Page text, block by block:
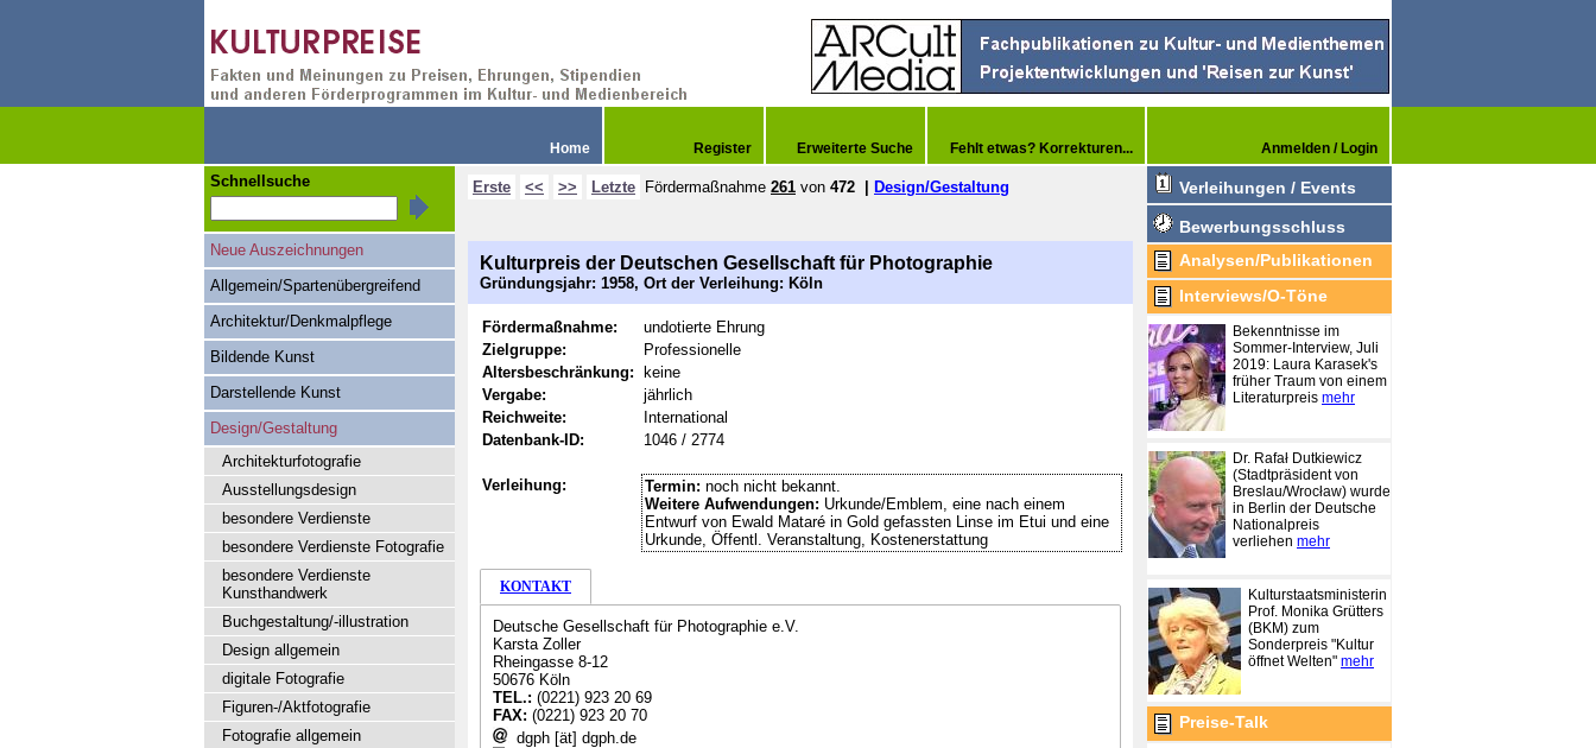
Home Register Erweiterte Suche Fehlt etwas? Korrekturen... Anmelden / Login
Erste << >> Letzte Fördermaßnahme 261 von 472 Design/Gestaltung
Kulturpreis der Deutschen Gesellschaft für Photographie
Gründungsjahr: 1958, Ort der Verleihung: Köln
Fördermaßnahme:
undotierte Ehrung
Zielgruppe:
Professionelle
Altersbeschränkung:
keine
Vergabe:
jährlich
Reichweite:
International
Datenbank-ID:
1046 / 2774
Verleihung: Termin: noch nicht bekannt.
Weitere Aufwendungen: Urkunde/Emblem, eine nach einem
Entwurf von Ewald Mataré in Gold gefassten Linse im Etui und eine
Urkunde, Öffentl. Veranstaltung, Kostenerstattung
KONTAKT
Deutsche Gesellschaft für Photographie e.V.
Karsta Zoller
Rheingasse 8-12
50676 Köln
TEL.: (0221) 923 20 69
FAX: (0221) 923 20 70
dgph [ät] dgph.de
Schnellsuche
Neue Auszeichnungen
Allgemein/Spartenübergreifend
Architektur/Denkmalpflege
Bildende Kunst
Darstellende Kunst
Design/Gestaltung
Architekturfotografie
Ausstellungsdesign
besondere Verdienste
besondere Verdienste Fotografie
besondere Verdienste
Kunsthandwerk
Buchgestaltung/-illustration
Design allgemein
digitale Fotografie
Figuren-/Aktfotografie
Fotografie allgemein
Verleihungen / Events
Bewerbungsschluss
Analysen/Publikationen
Interviews/O-Töne
Bekenntnisse im
Sommer-Interview, Juli
2019: Laura Karasek's
früher Traum von einem
Literaturpreis mehr
Dr. Rafał Dutkiewicz
(Stadtpräsident von
Breslau/Wrocław) wurde
in Berlin der Deutsche
Nationalpreis
verliehen mehr
Kulturstaatsministerin
Prof. Monika Grütters
(BKM) zum
Sonderpreis "Kultur
öffnet Welten" mehr
Preise-Talk